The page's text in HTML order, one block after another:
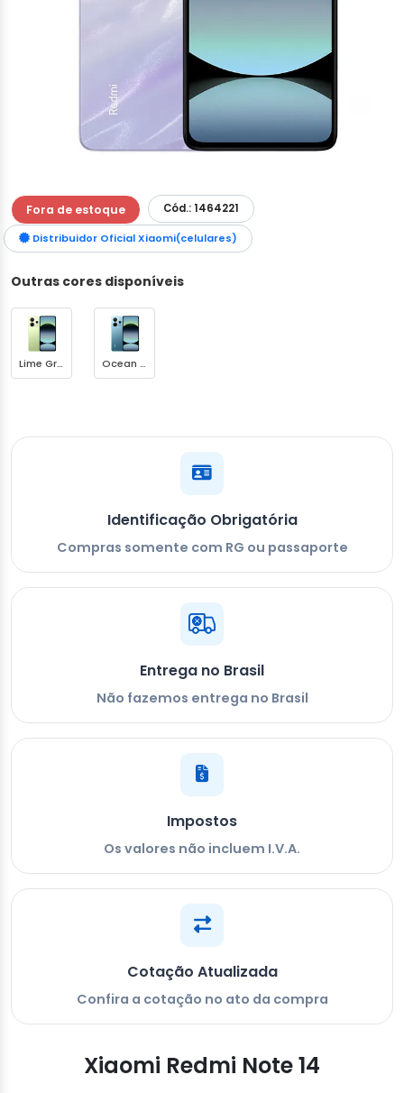
Fora de estoque Cód.: 1464221
Distribuidor Oficial Xiaomi(celulares)
Outras cores disponíveis
Lime Green Ocean Blue
Identificação Obrigatória
Compras somente com RG ou passaporte
Entrega no Brasil
Não fazemos entrega no Brasil
Impostos
Os valores não incluem I.V.A.
Cotação Atualizada
Confira a cotação no ato da compra
Xiaomi Redmi Note 14